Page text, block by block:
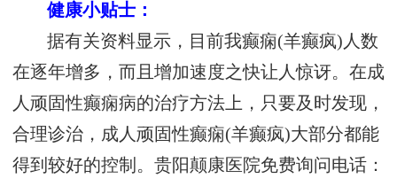
健康小贴士：
据有关资料显示，目前我癫痫(羊癫疯)人数
在逐年增多，而且增加速度之快让人惊讶。在成
人顽固性癫痫病的治疗方法上，只要及时发现，
合理诊治，成人顽固性癫痫(羊癫疯)大部分都能
得到较好的控制。贵阳颠康医院免费询问电话：